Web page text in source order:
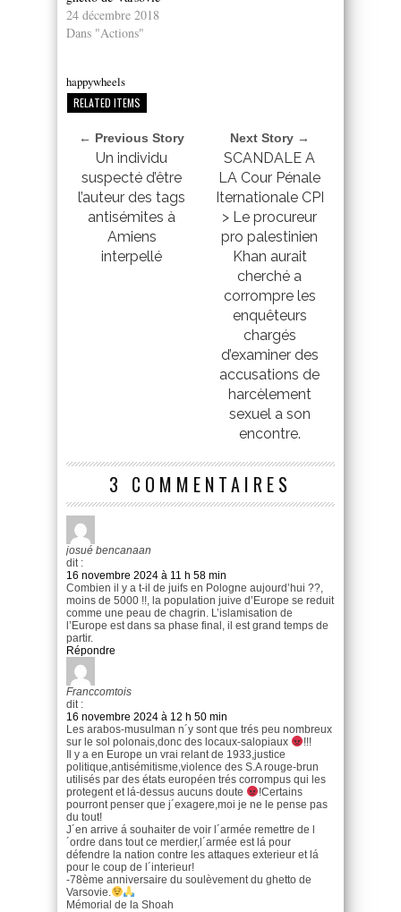
24 décembre 2018
Dans "Actions"
happywheels
RELATED ITEMS
← Previous Story
Un individu
suspecté d’être
l’auteur des tags
antisémites à
Amiens
interpellé
Next Story →
SCANDALE A
LA Cour Pénale
Iternationale CPI
> Le procureur
pro palestinien
Khan aurait
cherché a
corrompre les
enquêteurs
chargés
d’examiner des
accusations de
harcèlement
sexuel a son
encontre.
3 COMMENTAIRES
josué bencanaan
dit :
16 novembre 2024 à 11 h 58 min
Combien il y a t-il de juifs en Pologne aujourd’hui ??,
moins de 5000 !!, la population juive d’Europe se reduit
comme une peau de chagrin. L’islamisation de
l’Europe est dans sa phase final, il est grand temps de
partir.
Répondre
Franccomtois
dit :
16 novembre 2024 à 12 h 50 min
Les arabos-musulman n´y sont que trés peu nombreux
sur le sol polonais,donc des locaux-salopiaux
!!!
Il y a en Europe un vrai relant de 1933,justice
politique,antisémitisme,violence des S.A rouge-brun
utilisés par des états européen trés corrompus qui les
protegent et lá-dessus aucuns doute
!Certains
pourront penser que j´exagere,moi je ne le pense pas
du tout!
J´en arrive á souhaiter de voir l´armée remettre de l
´ordre dans tout ce merdier,l´armée est lá pour
défendre la nation contre les attaques exterieur et lá
pour le coup de l´interieur!
-78ème anniversaire du soulèvement du ghetto de
Varsovie.
Mémorial de la Shoah